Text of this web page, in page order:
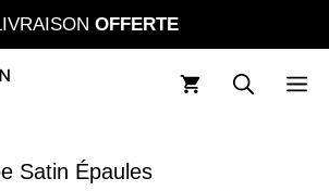
OFFERTE
Satin Épaules